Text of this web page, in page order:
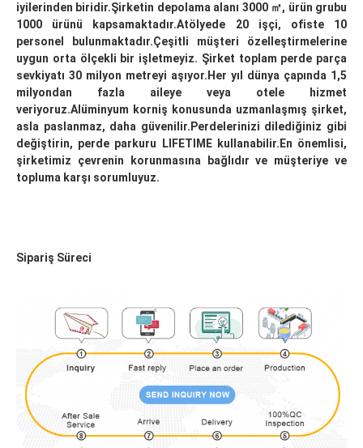
iyilerinden biridir.Şirketin depolama alanı 3000 ㎡, ürün grubu
1000 ürünü kapsamaktadır.Atölyede 20 işçi, ofiste 10
personel bulunmaktadır.Çeşitli müşteri özelleştirmelerine
uygun orta ölçekli bir işletmeyiz. Şirket toplam perde parça
sevkiyatı 30 milyon metreyi aşıyor.Her yıl dünya çapında 1,5
milyondan fazla aileye veya otele hizmet
veriyoruz.Alüminyum korniş konusunda uzmanlaşmış şirket,
asla paslanmaz, daha güvenilir.Perdelerinizi dilediğiniz gibi
değiştirin, perde parkuru LIFETIME kullanabilir.En önemlisi,
şirketimiz çevrenin korunmasına bağlıdır ve müşteriye ve
topluma karşı sorumluyuz.
Sipariş Süreci